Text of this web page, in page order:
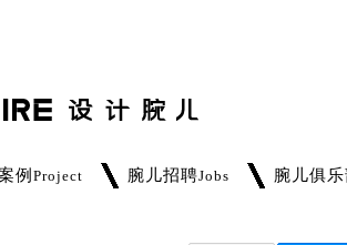
例 Project 腕儿招聘Jobs 腕儿俱